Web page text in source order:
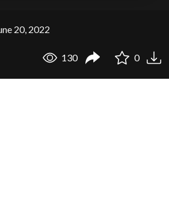
20, 2022
130 0